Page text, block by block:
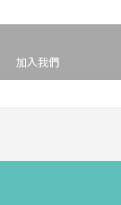
加入我們